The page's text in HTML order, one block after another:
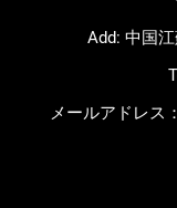
Add: 中国
メールアドレス：